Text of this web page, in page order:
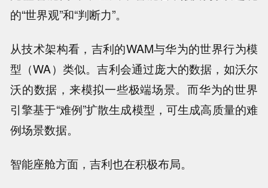
的“世界观”和“判断力”。
从技术架构看，吉利的WAM与华为的世界行为模
型（WA）类似。吉利会通过庞大的数据，如沃尔
沃的数据，来模拟一些极端场景。而华为的世界
引擎基于“难例”扩散生成模型，可生成高质量的难
例场景数据。
智能座舱方面，吉利也在积极布局。